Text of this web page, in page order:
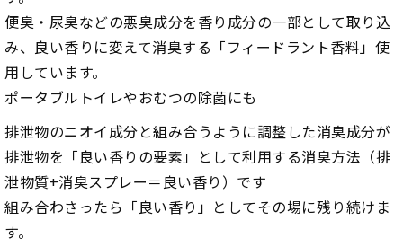
便臭・尿臭などの悪臭成分を香り成分の一部として取り込
み、良い香りに変えて消臭する「フィードラント香料」使
用しています。
ポータブルトイレやおむつの除菌にも
排泄物のニオイ成分と組み合うように調整した消臭成分が
排泄物を「良い香りの要素」として利用する消臭方法（排
泄物質+消臭スプレー＝良い香り）です
組み合わさったら「良い香り」としてその場に残り続けま
す。